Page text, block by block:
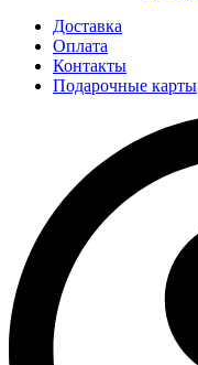
Доставка
Оплата
Контакты
Подарочные карты